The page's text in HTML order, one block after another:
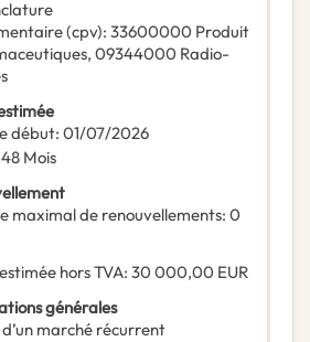
(cpv): 33600000 Produit
, 09344000 Radio-
début: 01/07/2026
48 Mois
maximal de renouvellements: 0
hors TVA: 30 000,00 EUR
générales
d’un marché récurrent